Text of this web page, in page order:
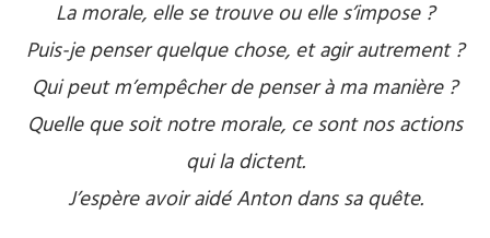
La morale, elle se trouve ou elle s’impose ?
Puis-je penser quelque chose, et agir autrement ?
Qui peut m’empêcher de penser à ma manière ?
Quelle que soit notre morale, ce sont nos actions
qui la dictent.
J’espère avoir aidé Anton dans sa quête.